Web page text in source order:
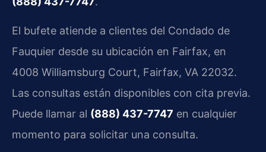
El bufete atiende a clientes del Condado de
Fauquier desde su ubicación en Fairfax, en
4008 Williamsburg Court, Fairfax, VA 22032.
Las consultas están disponibles con cita previa.
Puede llamar al (888) 437-7747 en cualquier
momento para solicitar una consulta.